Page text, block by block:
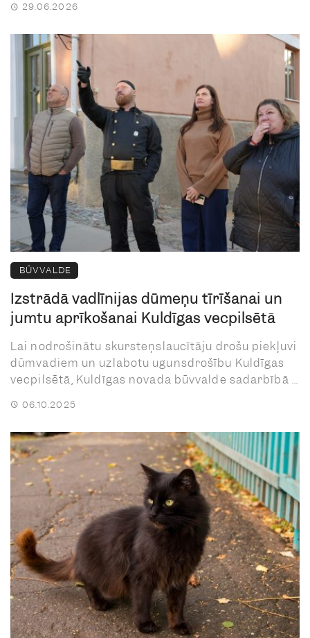
29.06.2026
BŪVVALDE
Izstrādā vadlīnijas dūmeņu tīrīšanai un
jumtu aprīkošanai Kuldīgas vecpilsētā
Lai nodrošinātu skursteņslaucītāju drošu piekļuvi
dūmvadiem un uzlabotu ugunsdrošību Kuldīgas
vecpilsētā, Kuldīgas novada būvvalde sadarbībā ...
06.10.2025